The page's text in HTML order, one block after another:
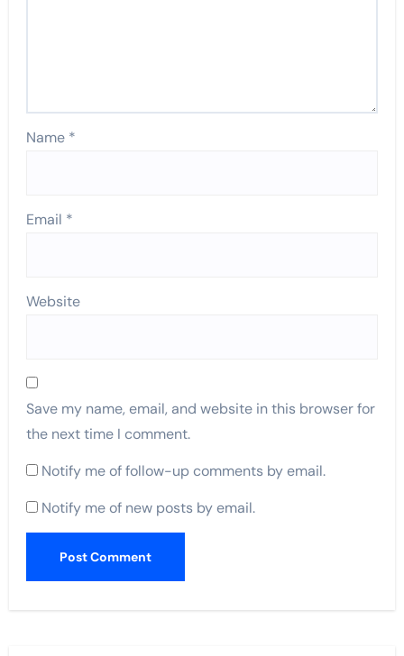
Name *
Email *
Website
Save my name, email, and website in this browser for
the next time I comment.
Notify me of follow-up comments by email.
Notify me of new posts by email.